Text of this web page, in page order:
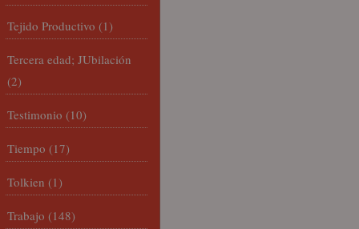
Tejido Productivo (1)
Tercera edad; JUbilación
(2)
Testimonio (10)
Tiempo (17)
Tolkien (1)
Trabajo (148)